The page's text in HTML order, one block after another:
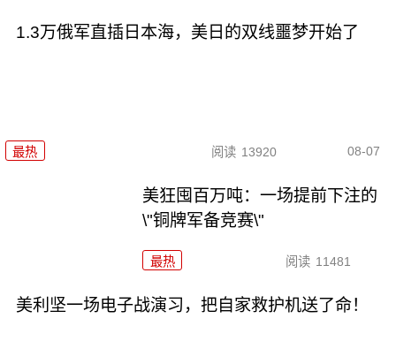
1.3万俄军直插日本海，美日的双线噩梦开始了
最热 阅读 13920 08-07
美狂囤百万吨：一场提前下注的
\"铜牌军备竞赛\"
最热 阅读 11481
美利坚一场电子战演习，把自家救护机送了命！